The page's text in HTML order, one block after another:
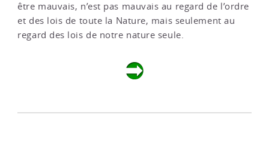
être mauvais, n’est pas mauvais au regard de l’ordre
et des lois de toute la Nature, mais seulement au
regard des lois de notre nature seule.